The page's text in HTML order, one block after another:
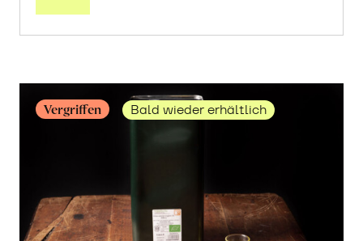
Maracujas
Vergriffen Bald wieder erhältlich